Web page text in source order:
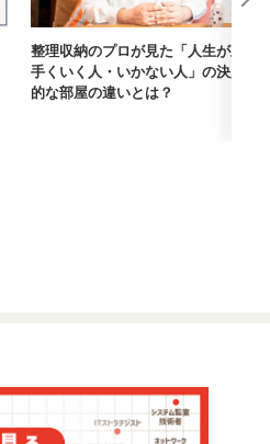
整理収納のプロが見た「人生が上
手くいく人・いかない人」の決定
的な部屋の違いとは？